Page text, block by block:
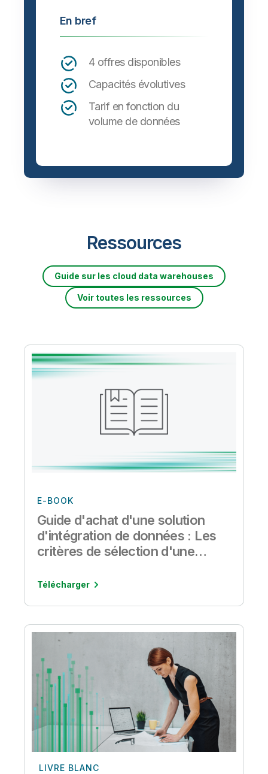
En bref
4 offres disponibles
Capacités évolutives
Tarif en fonction du
volume de données
Ressources
Guide sur les cloud data warehouses
Voir toutes les ressources
E-BOOK
Guide d'achat d'une solution
d'intégration de données : Les
critères de sélection d'une
données
Télécharger
LIVRE BLANC